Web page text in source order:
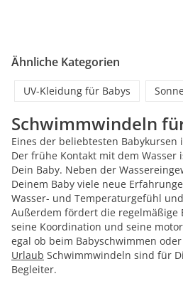
Ähnliche Kategorien
UV-Kleidung für Babys
Schwimmwindeln
Eines der beliebtesten Babykursen
Der frühe Kontakt mit dem
Dein Baby. Neben der
Deinem Baby viele neue
Wasser- und Temperaturgefühl
Außerdem fördert die regelmäßige
seine Koordination und seine
egal ob beim Babyschwimmen
Urlaub Schwimmwindeln sind für
Begleiter.